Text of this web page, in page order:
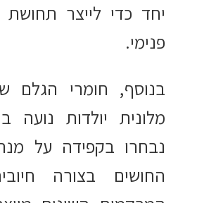
יחד כדי לייצר תחושת
פנימי.
בנוסף, חומרי הגלם
מלונית יולדות נועה
נבחרו בקפידה על
החושים בצורה